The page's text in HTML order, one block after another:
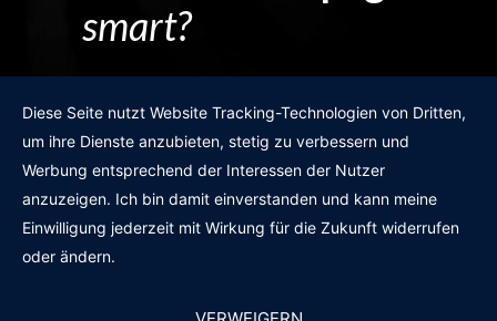
smart?
GRATIS WEBSITE-CHECK
Diese Seite nutzt Website Tracking-Technologien von Dritten,
um ihre Dienste anzubieten, stetig zu verbessern und
Werbung entsprechend der Interessen der Nutzer
anzuzeigen. Ich bin damit einverstanden und kann meine
Einwilligung jederzeit mit Wirkung für die Zukunft widerrufen
oder ändern.